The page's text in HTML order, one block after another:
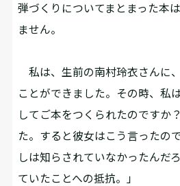
弾づくりについてまとまった本
ません。
私は、生前の南村玲衣さんに
ことができました。その時、私
してご本をつくられたのですか
た。すると彼女はこう言ったの
しは知らされていなかったんだ
ていたことへの抵抗。」